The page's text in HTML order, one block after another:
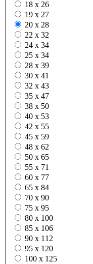
18 x 26
19 x 27
20 x 28
22 x 32
24 x 34
25 x 34
28 x 39
30 x 41
32 x 43
35 x 47
38 x 50
40 x 53
42 x 55
45 x 59
48 x 62
50 x 65
55 x 71
60 x 77
65 x 84
70 x 90
75 x 95
80 x 100
85 x 106
90 x 112
95 x 120
100 x 125